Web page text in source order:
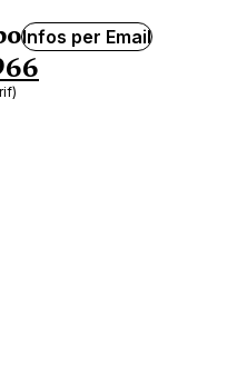
Infos per Email